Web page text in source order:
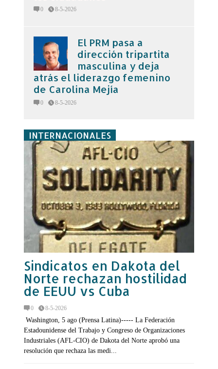
0 8-5-2026
El PRM pasa a
dirección tripartita
masculina y deja
atrás el liderazgo femenino
de Carolina Mejía
0 8-5-2026
INTERNACIONALES
Sindicatos en Dakota del
Norte rechazan hostilidad
de EEUU vs Cuba
0 8-5-2026
Washington, 5 ago (Prensa Latina)----- La Federación
Estadounidense del Trabajo y Congreso de Organizaciones
Industriales (AFL-CIO) de Dakota del Norte aprobó una
resolución que rechaza las medi...